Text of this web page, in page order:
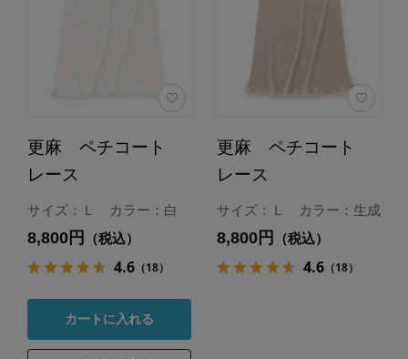
更麻 ペチコート
レース
サイズ：Ｌ カラー：白
8,800円 （税込）
4.6（18）
カートに入れる
更麻 ペチコート
レース
サイズ：Ｌ カラー：生成
8,800円 （税込）
4.6（18）